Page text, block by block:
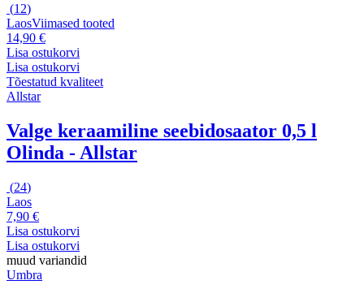
(12)
LaosViimased tooted
14,90 €
Lisa ostukorvi
Lisa ostukorvi
Tõestatud kvaliteet
Allstar
Valge keraamiline seebidosaator 0,5 l
Olinda - Allstar
(24)
Laos
7,90 €
Lisa ostukorvi
Lisa ostukorvi
muud variandid
Umbra